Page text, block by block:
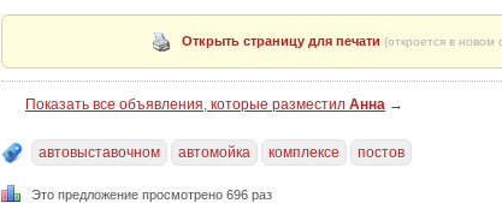
Открыть страницу для печати (откроется в новом
Показать все объявления, которые разместил Анна →
автовыставочном автомойка комплексе постов
Это предложение просмотрено 696 раз